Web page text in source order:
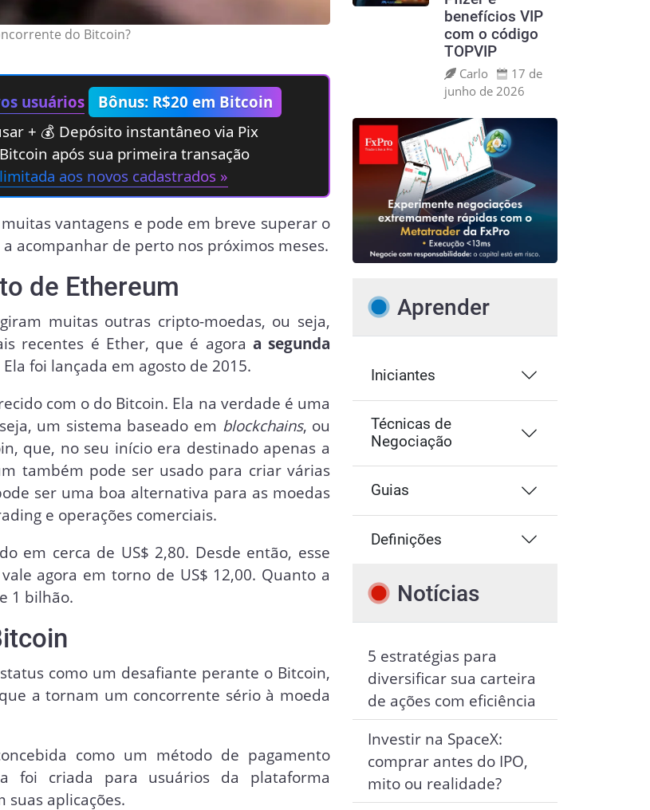
do Bitcoin?
usuários
Bônus: R$20 em Bitcoin
+ 💰 Depósito instantâneo via Pix
após sua primeira transação
aos novos cadastrados »
vantagens e pode em breve superar o
acompanhar de perto nos próximos meses.
de Ethereum
muitas outras cripto-moedas, ou seja,
recentes é Ether, que é agora a segunda
Ela foi lançada em agosto de 2015.
com o do Bitcoin. Ela na verdade é uma
um sistema baseado em blockchains, ou
que, no seu início era destinado apenas a
também pode ser usado para criar várias
ser uma boa alternativa para as moedas
e operações comerciais.
em cerca de US$ 2,80. Desde então, esse
agora em torno de US$ 12,00. Quanto a
1 bilhão.
como um desafiante perante o Bitcoin,
a tornam um concorrente sério à moeda
como um método de pagamento
foi criada para usuários da plataforma
suas aplicações.
benefícios VIP
com o código
TOPVIP
Carlo
17 de
junho de 2026
Aprender
Iniciantes
Técnicas de
Negociação
Guias
Definições
Notícias
5 estratégias para
diversificar sua carteira
de ações com eficiência
Investir na SpaceX:
comprar antes do IPO,
mito ou realidade?